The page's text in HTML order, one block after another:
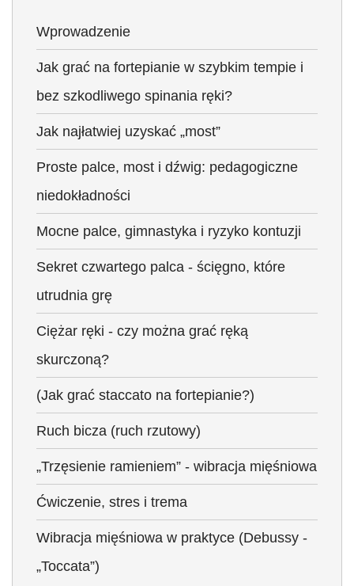
Wprowadzenie
Jak grać na fortepianie w szybkim tempie i
bez szkodliwego spinania ręki?
Jak najłatwiej uzyskać „most”
Proste palce, most i dźwig: pedagogiczne
niedokładności
Mocne palce, gimnastyka i ryzyko kontuzji
Sekret czwartego palca - ścięgno, które
utrudnia grę
Ciężar ręki - czy można grać ręką
skurczoną?
(Jak grać staccato na fortepianie?)
Ruch bicza (ruch rzutowy)
„Trzęsienie ramieniem” - wibracja mięśniowa
Ćwiczenie, stres i trema
Wibracja mięśniowa w praktyce (Debussy -
„Toccata”)